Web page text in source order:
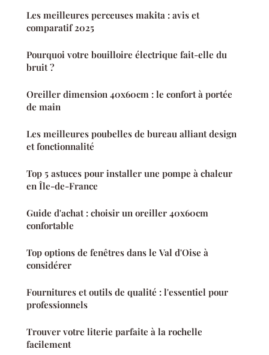
Les meilleures perceuses makita : avis et
comparatif 2025
Pourquoi votre bouilloire électrique fait-elle du
bruit ?
Oreiller dimension 40x60cm : le confort à portée
de main
Les meilleures poubelles de bureau alliant design
et fonctionnalité
Top 5 astuces pour installer une pompe à chaleur
en Île-de-France
Guide d'achat : choisir un oreiller 40x60cm
confortable
Top options de fenêtres dans le Val d'Oise à
considérer
Fournitures et outils de qualité : l'essentiel pour
professionnels
Trouver votre literie parfaite à la rochelle
facilement